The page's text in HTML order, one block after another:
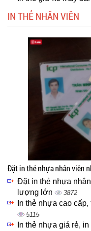
IN THẺ NHÂN VIÊN
Đặt in thẻ nhựa nhân viên
Đặt in thẻ nhựa
lượng lớn
3872
In thẻ nhựa cao
5115
In thẻ nhựa giá rẻ,